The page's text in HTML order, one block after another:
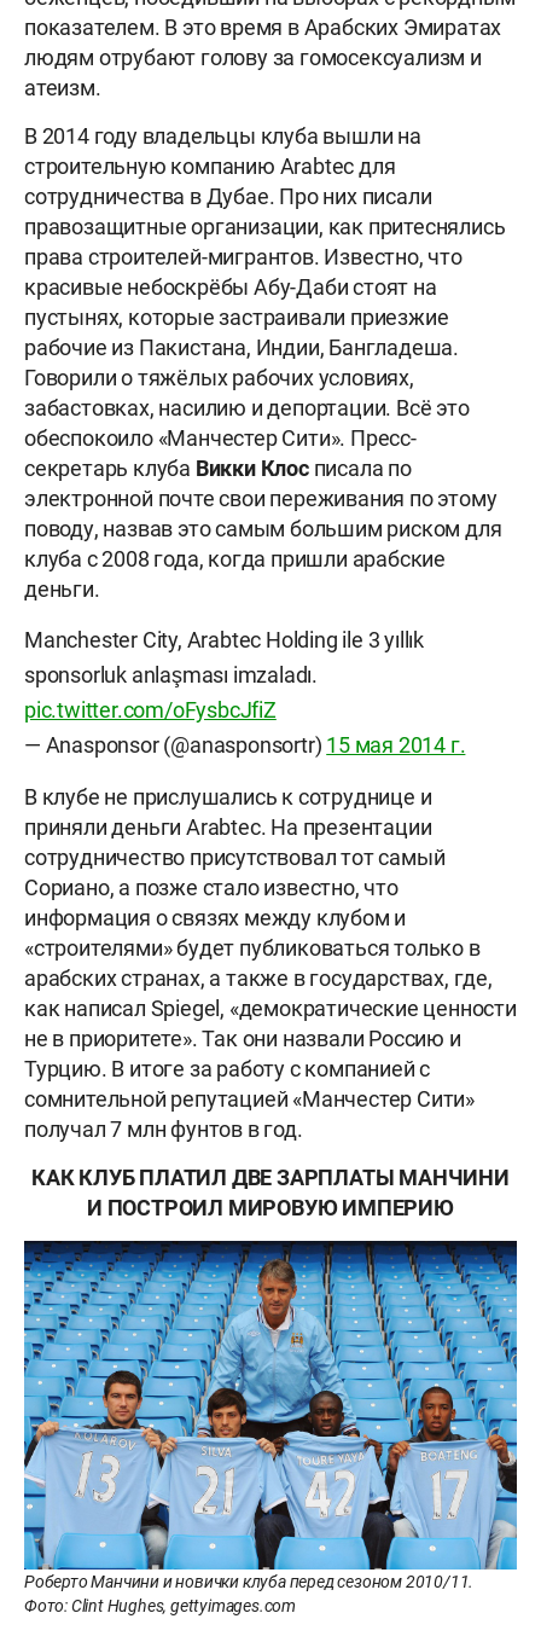
показателем. В это время в Арабских Эмиратах
людям отрубают голову за гомосексуализм и
атеизм.
В 2014 году владельцы клуба вышли на
строительную компанию Arabtec для
сотрудничества в Дубае. Про них писали
правозащитные организации, как притеснялись
права строителей-мигрантов. Известно, что
красивые небоскрёбы Абу-Даби стоят на
пустынях, которые застраивали приезжие
рабочие из Пакистана, Индии, Бангладеша.
Говорили о тяжёлых рабочих условиях,
забастовках, насилию и депортации. Всё это
обеспокоило «Манчестер Сити». Пресс-
секретарь клуба Викки Клос писала по
электронной почте свои переживания по этому
поводу, назвав это самым большим риском для
клуба с 2008 года, когда пришли арабские
деньги.
Manchester City, Arabtec Holding ile 3 yıllık
sponsorluk anlaşması imzaladı.
pic.twitter.com/oFysbcJfiZ
— Anasponsor (@anasponsortr) 15 мая 2014 г.
В клубе не прислушались к сотруднице и
приняли деньги Arabtec. На презентации
сотрудничество присутствовал тот самый
Сориано, а позже стало известно, что
информация о связях между клубом и
«строителями» будет публиковаться только в
арабских странах, а также в государствах, где,
как написал Spiegel, «демократические ценности
не в приоритете». Так они назвали Россию и
Турцию. В итоге за работу с компанией с
сомнительной репутацией «Манчестер Сити»
получал 7 млн фунтов в год.
КАК КЛУБ ПЛАТИЛ ДВЕ ЗАРПЛАТЫ МАНЧИНИ
И ПОСТРОИЛ МИРОВУЮ ИМПЕРИЮ
Роберто Манчини и новички клуба перед сезоном 2010/11.
Фото: Clint Hughes, gettyimages.com